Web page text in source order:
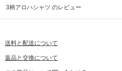
3柄アロハシャツ のレビュー
送料と配送について
返品と交換について